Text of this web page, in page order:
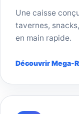
Une caisse
tavernes,
en main rapide.
Découvrir Mega-